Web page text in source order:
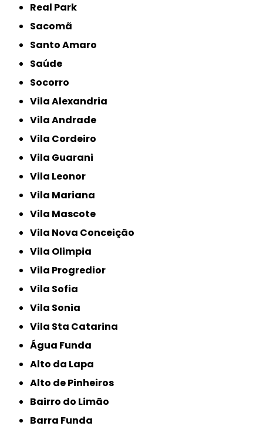
Real Park
Sacomã
Santo Amaro
Saúde
Socorro
Vila Alexandria
Vila Andrade
Vila Cordeiro
Vila Guarani
Vila Leonor
Vila Mariana
Vila Mascote
Vila Nova Conceição
Vila Olimpia
Vila Progredior
Vila Sofia
Vila Sonia
Vila Sta Catarina
Água Funda
Alto da Lapa
Alto de Pinheiros
Bairro do Limão
Barra Funda